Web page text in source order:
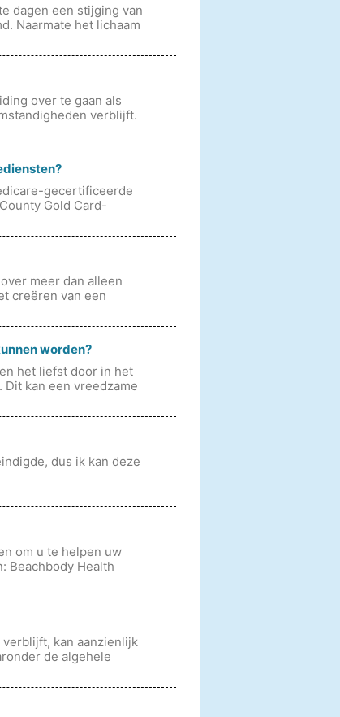
dagen een stijging van
Naarmate het lichaam
over te gaan als
verblijft.
gecertificeerde
Gold Card-
meer dan alleen
creëren van een
worden?
het liefst door in het
kan een vreedzame
dus ik kan deze
om u te helpen uw
Beachbody Health
kan aanzienlijk
de algehele